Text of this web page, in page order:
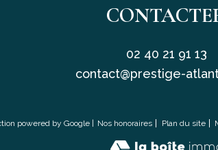
02 40 21 91 13
contact@prestige-
powered by Google | Nos honoraires Plan du site